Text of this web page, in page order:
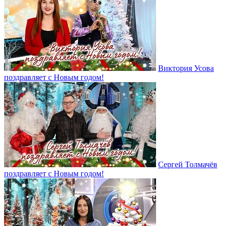
Виктория Усова
поздравляет с Новым годом!
Сергей Толмачёв
поздравляет с Новым годом!